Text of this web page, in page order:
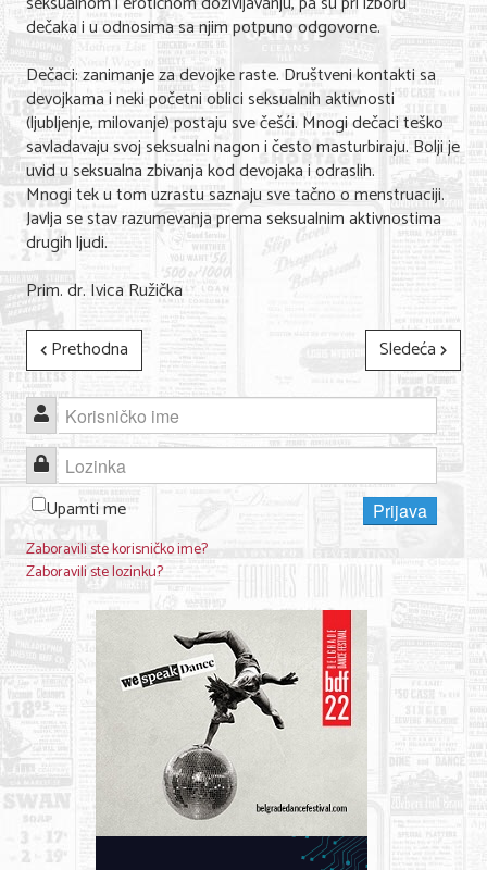
dečaka i u odnosima sa njim potpuno odgovorne.
Dečaci: zanimanje za devojke raste. Društveni kontakti sa
devojkama i neki početni oblici seksualnih aktivnosti
(ljubljenje, milovanje) postaju sve češći. Mnogi dečaci teško
savladavaju svoj seksualni nagon i često masturbiraju. Bolji je
uvid u seksualna zbivanja kod devojaka i odraslih.
Mnogi tek u tom uzrastu saznaju sve tačno o menstruaciji.
Javlja se stav razumevanja prema seksualnim aktivnostima
drugih ljudi.
Prim. dr. Ivica Ružička
Prethodna
Sledeća
Korisničko ime
Lozinka
Upamti me
Prijava
Zaboravili ste korisničko ime?
Zaboravili ste lozinku?